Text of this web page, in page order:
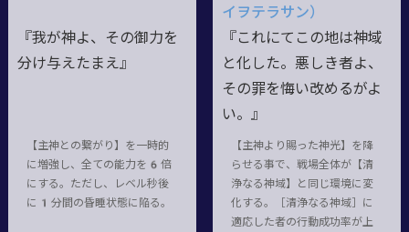
『我が神よ、その御力を
分け与えたまえ』
【主神との繋がり】を一時的
に増強し、全ての能力を6倍
にする。ただし、レベル秒後
に1分間の昏睡状態に陥る。
イヲテラサン）
『これにてこの地は神域
と化した。悪しき者よ、
その罪を悔い改めるがよ
い。』
【主神より賜った神光】を降
らせる事で、戦場全体が【清
浄なる神域】と同じ環境に変
化する。［清浄なる神域］に
適応した者の行動成功率が上